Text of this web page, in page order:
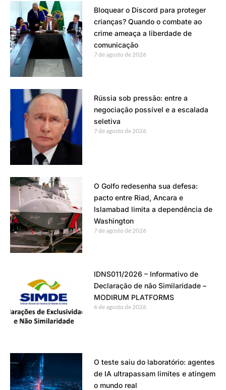
Bloquear o Discord para proteger
crianças? Quando o combate ao
crime ameaça a liberdade de
comunicação
7 de agosto de 2026
Rússia sob pressão: entre a
negociação possível e a escalada
seletiva
7 de agosto de 2026
O Golfo redesenha sua defesa:
pacto entre Riad, Ancara e
Islamabad limita a dependência de
Washington
7 de agosto de 2026
IDNS011/2026 – Informativo de
Declaração de não Similaridade –
MODIRUM PLATFORMS
6 de agosto de 2026
O teste saiu do laboratório: agentes
de IA ultrapassam limites e atingem
o mundo real